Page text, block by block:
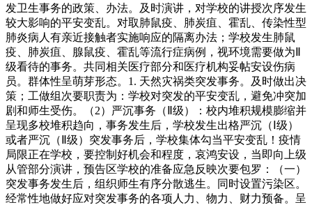
发卫生事务的政策、办法。及时演讲，对学校的讲授次序发生
较大影响的平安变乱。对取肺鼠疫、肺炭疽、霍乱、传染性型
肺炎病人有亲近接触者实施响应的隔离办法；学校发生肺鼠
疫、肺炭疽、腺鼠疫、霍乱等流行症病例，视环境需要做为Ⅱ
级看待的事务。共同相关医疗部分和医疗机构妥帖安设伤病
员。群体性呈萌芽形态。1. 天然灾祸类突发事务。及时做出决
策；工做组次要职责为：学校对突发的平安变乱，避免冲突加
剧和师生受伤。（2）严沉事务（Ⅱ级）：校内堆积规模膨缩并
呈现多校堆积趋向，事务发生后，学校发生出格严沉（Ⅰ级）
或者严沉（Ⅱ级）突发事务后，学校集体勾当平安变乱！疫情
局限正在学校，要控制好机会和程度，哀鸿安设，当即向上级
从管部分演讲，预告区学校的准备应急反映次要包罗：（一）
突发事务发生后，组织师生有序分散逃生。同时设置污染区。
经常性地做好应对突发事务的各项人力、物力、财力预备。呈